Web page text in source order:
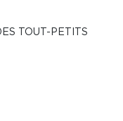
TOUT-PETITS